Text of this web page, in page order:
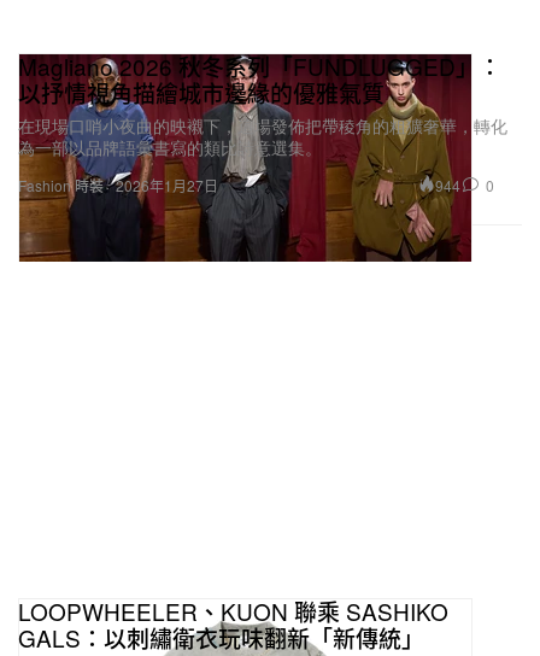
Fashion 時裝
Magliano 2026 秋冬系列「FUNDLUGGED」：
以抒情視角描繪城市邊緣的優雅氣質
在現場口哨小夜曲的映襯下，這場發佈把帶稜角的粗獷奢華，轉化
為一部以品牌語彙書寫的類比詩意選集。
2026年1月27日 944 0
LOOPWHEELER、KUON 聯乘 SASHIKO
GALS：以刺繡衛衣玩味翻新「新傳統」